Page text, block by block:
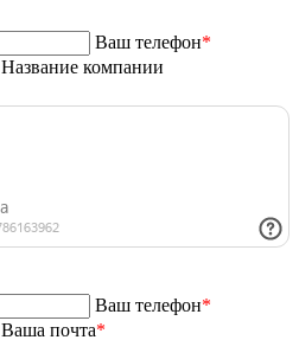
Ваш телефон*
Название компании
Ваш телефон*
Ваша почта*